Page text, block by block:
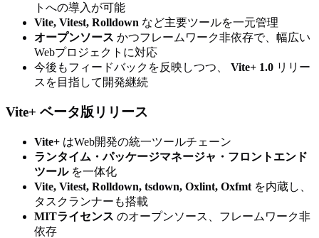
トへの導入が可能
Vite, Vitest, Rolldown など主要ツールを一元管理
オープンソース かつフレームワーク非依存で、幅広い
Webプロジェクトに対応
今後もフィードバックを反映しつつ、 Vite+ 1.0 リリー
スを目指して開発継続
Vite+ ベータ版リリース
Vite+ はWeb開発の統一ツールチェーン
ランタイム・パッケージマネージャ・フロントエンド
ツールを一体化
Vite, Vitest, Rolldown, tsdown, Oxlint, Oxfmt を内蔵し、
タスクランナーも搭載
MITライセンス のオープンソース、フレームワーク非
依存